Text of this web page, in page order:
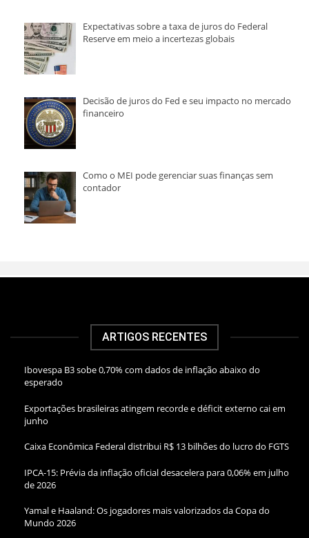
Expectativas sobre a taxa de juros do Federal
Reserve em meio a incertezas globais
Decisão de juros do Fed e seu impacto no mercado
financeiro
Como o MEI pode gerenciar suas finanças sem
contador
ARTIGOS RECENTES
Ibovespa B3 sobe 0,70% com dados de inflação abaixo do
esperado
Exportações brasileiras atingem recorde e déficit externo cai em
junho
Caixa Econômica Federal distribui R$ 13 bilhões do lucro do FGTS
IPCA-15: Prévia da inflação oficial desacelera para 0,06% em julho
de 2026
Yamal e Haaland: Os jogadores mais valorizados da Copa do
Mundo 2026